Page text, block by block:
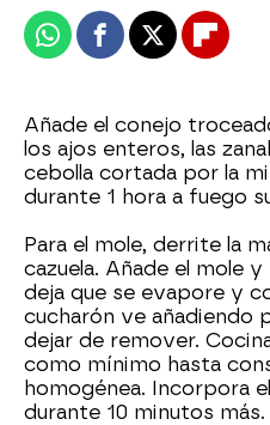
WhatsappFacebook
X
Añade el conejo
los ajos enteros, las
cebolla cortada por la
durante 1 hora a fuego
Para el mole, derrite la
cazuela. Añade el mole
deja que se evapore y
cucharón ve añadiendo
dejar de remover.
como mínimo hasta
homogénea. Incorpora
durante 10 minutos más.